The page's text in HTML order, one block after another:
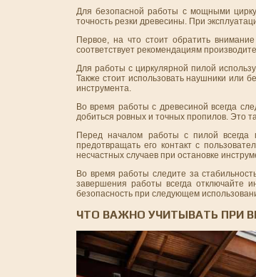
Для безопасной работы с мощными
точность резки древесины. При
Первое, на что стоит обратить
соответствует рекомендациям
Для работы с циркулярной пилой
Также стоит использовать наушники или
инструмента.
Во время работы с древесиной всегда
добиться ровных и точных пропилов. Это
Перед началом работы с пилой всегда
предотвращать его контакт с
несчастных случаев при остановке
Во время работы следите за
завершения работы всегда отключайте
безопасность при следующем
ЧТО ВАЖНО УЧИТЫВАТЬ ПРИ